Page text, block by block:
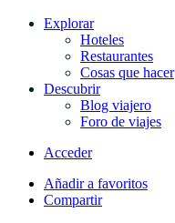
Explorar
Hoteles
Restaurantes
Cosas que hacer
Descubrir
Blog viajero
Foro de viajes
Acceder
Añadir a favoritos
Compartir